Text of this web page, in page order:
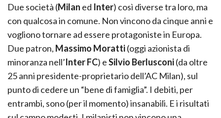
Due società (Milan ed Inter) così diverse tra loro, ma
con qualcosa in comune. Non vincono da cinque anni e
vogliono tornare ad essere protagoniste in Europa.
Due patron, Massimo Moratti(oggi azionista di
minoranza nell’Inter FC) eSilvio Berlusconi(da oltre
25 anni presidente-proprietario dell’AC Milan), sul
punto di cedere un “bene di famiglia”. I debiti, per
entrambi, sono (per il momento) insanabili. E i risultati